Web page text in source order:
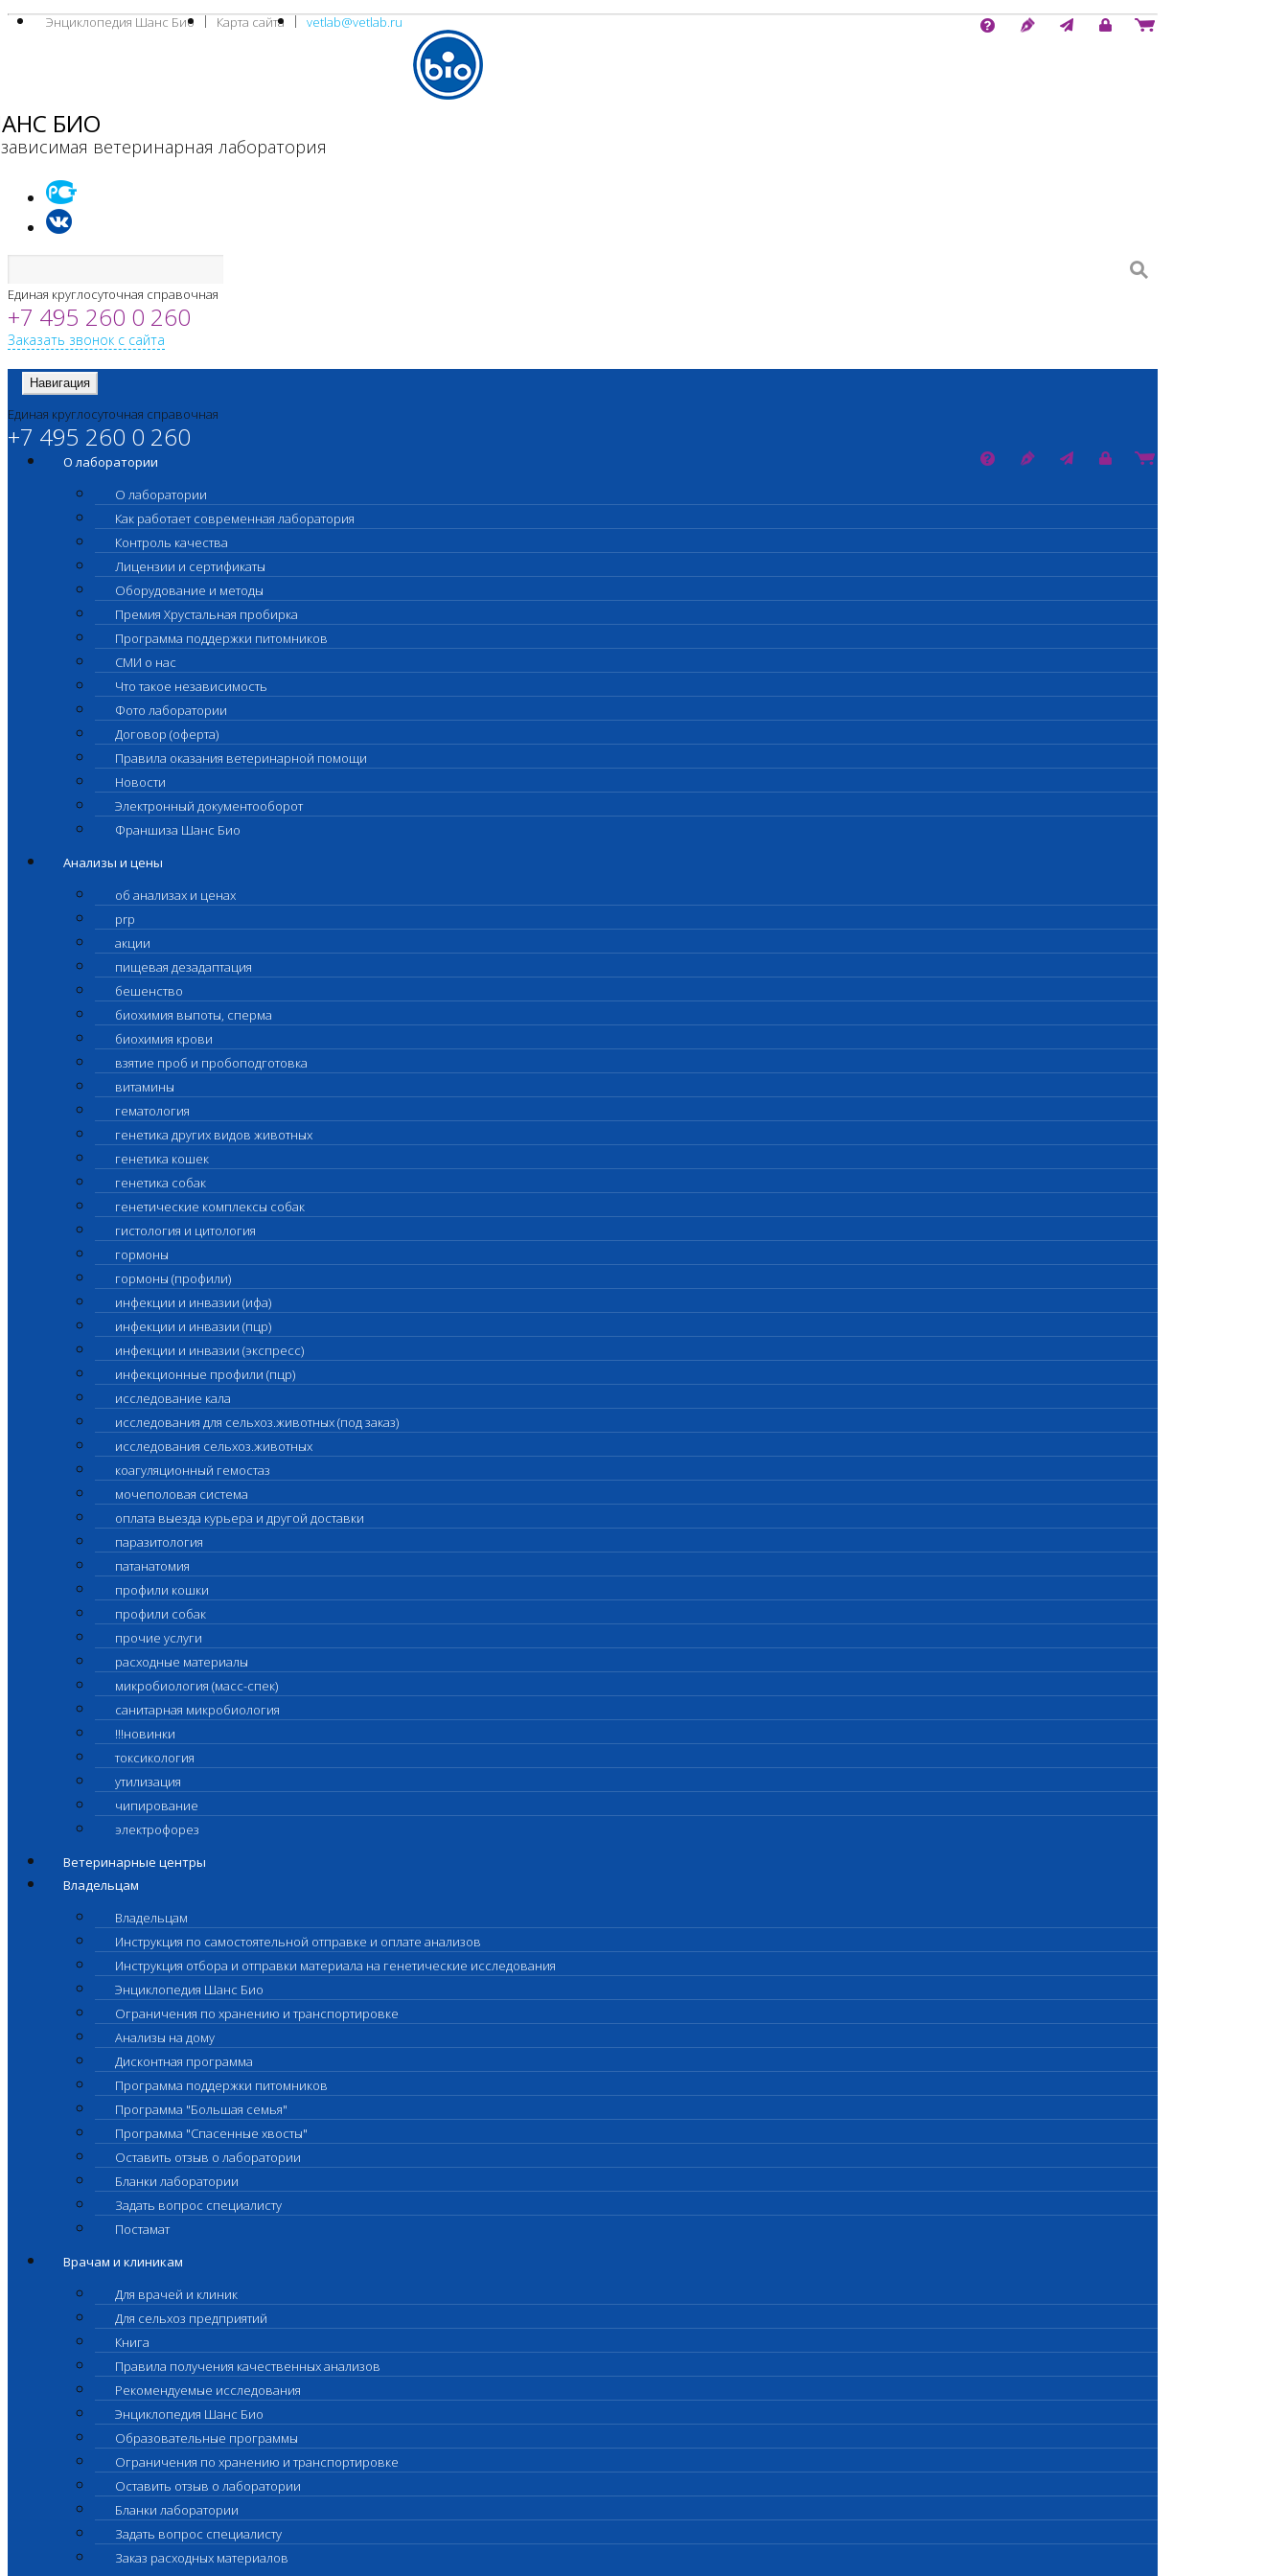
Энциклопедия Шанс Био Карта сайта vetlab@vetlab.ru
БИО
ветеринарная лаборатория
Единая круглосуточная справочная
+7 495 260 0 260
Заказать звонок с сайта
Навигация
Единая круглосуточная справочная
+7 495 260 0 260
О лаборатории
О лаборатории
Как работает современная лаборатория
Контроль качества
Лицензии и сертификаты
Оборудование и методы
Премия Хрустальная пробирка
Программа поддержки питомников
СМИ о нас
Что такое независимость
Фото лаборатории
Договор (оферта)
Правила оказания ветеринарной помощи
Новости
Электронный документооборот
Франшиза Шанс Био
Анализы и цены
об анализах и ценах
prp
акции
пищевая дезадаптация
бешенство
биохимия выпоты, сперма
биохимия крови
взятие проб и пробоподготовка
витамины
гематология
генетика других видов животных
генетика кошек
генетика собак
генетические комплексы собак
гистология и цитология
гормоны
гормоны (профили)
инфекции и инвазии (ифа)
инфекции и инвазии (пцр)
инфекции и инвазии (экспресс)
инфекционные профили (пцр)
исследование кала
исследования для сельхоз.животных (под заказ)
исследования сельхоз.животных
коагуляционный гемостаз
мочеполовая система
оплата выезда курьера и другой доставки
паразитология
патанатомия
профили кошки
профили собак
прочие услуги
расходные материалы
микробиология (масс-спек)
санитарная микробиология
!!!новинки
токсикология
утилизация
чипирование
электрофорез
Ветеринарные центры
Владельцам
Владельцам
Инструкция по самостоятельной отправке и оплате анализов
Инструкция отбора и отправки материала на генетические исследования
Энциклопедия Шанс Био
Ограничения по хранению и транспортировке
Анализы на дому
Дисконтная программа
Программа поддержки питомников
Программа "Большая семья"
Программа "Спасенные хвосты"
Оставить отзыв о лаборатории
Бланки лаборатории
Задать вопрос специалисту
Постамат
Врачам и клиникам
Для врачей и клиник
Для сельхоз предприятий
Книга
Правила получения качественных анализов
Рекомендуемые исследования
Энциклопедия Шанс Био
Образовательные программы
Ограничения по хранению и транспортировке
Оставить отзыв о лаборатории
Бланки лаборатории
Задать вопрос специалисту
Заказ расходных материалов